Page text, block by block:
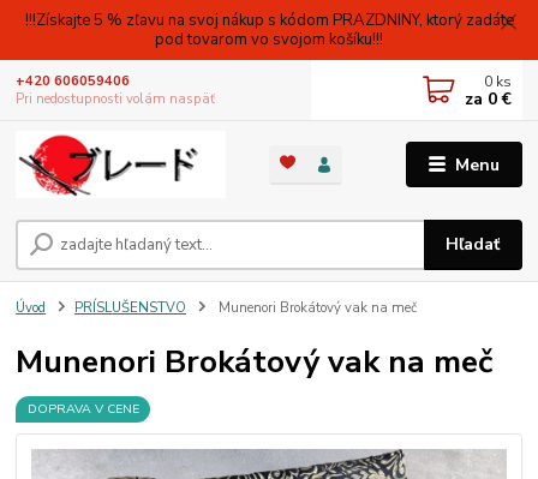
!!!Získajte 5 % zľavu na svoj nákup s kódom PRAZDNINY, ktorý zadáte
pod tovarom vo svojom košíku!!!
Menu
Hľadať
+420 606059406
Pri nedostupnosti volám naspäť
0 ks
za 0 €
Úvod PRÍSLUŠENSTVO Munenori Brokátový vak na meč
Munenori Brokátový vak na meč
DOPRAVA V CENE